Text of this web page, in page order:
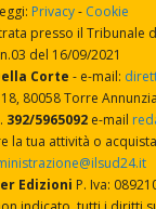
Privacy- Cookie
presso il Tribunale
n.03 del 16/09/2021
Corte - e-mail:
80058 Torre
392/5965092 e-mail
la tua attività o
Edizioni P. Iva: